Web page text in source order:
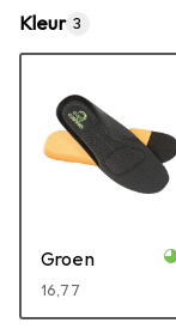
Kleur 3
Groen
EUR
16,77